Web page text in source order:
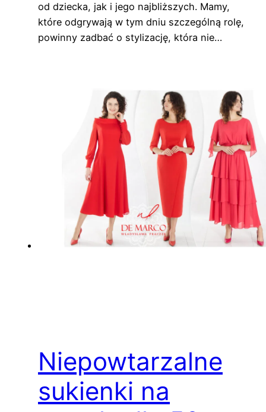
od dziecka, jak i jego najbliższych. Mamy,
które odgrywają w tym dniu szczególną rolę,
powinny zadbać o stylizację, która nie…
Niepowtarzalne
sukienki na